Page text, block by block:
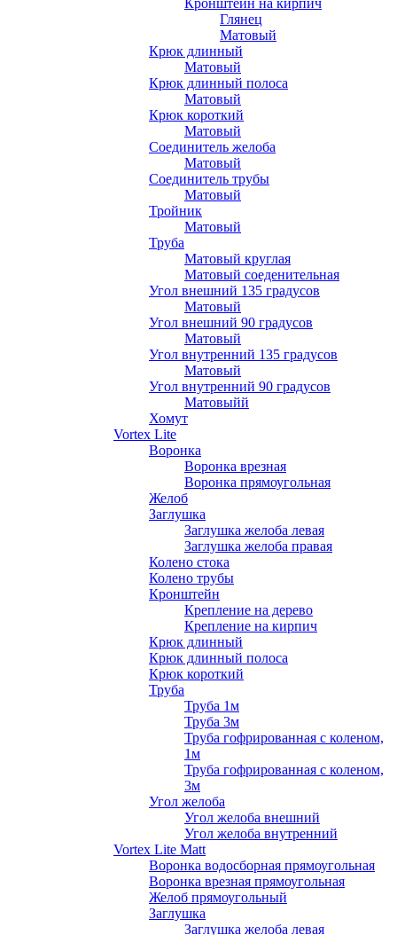
Кронштейн на кирпич
Глянец
Матовый
Крюк длинный
Матовый
Крюк длинный полоса
Матовый
Крюк короткий
Матовый
Соединитель желоба
Матовый
Соединитель трубы
Матовый
Тройник
Матовый
Труба
Матовый круглая
Матовый соеденительная
Угол внешний 135 градусов
Матовый
Угол внешний 90 градусов
Матовый
Угол внутренний 135 градусов
Матовый
Угол внутренний 90 градусов
Матовыйй
Хомут
Vortex Lite
Воронка
Воронка врезная
Воронка прямоугольная
Желоб
Заглушка
Заглушка желоба левая
Заглушка желоба правая
Колено стока
Колено трубы
Кронштейн
Крепление на дерево
Крепление на кирпич
Крюк длинный
Крюк длинный полоса
Крюк короткий
Труба
Труба 1м
Труба 3м
Труба гофрированная с коленом,
1м
Труба гофрированная с коленом,
3м
Угол желоба
Угол желоба внешний
Угол желоба внутренний
Vortex Lite Matt
Воронка водосборная прямоугольная
Воронка врезная прямоугольная
Желоб прямоугольный
Заглушка
Заглушка желоба левая